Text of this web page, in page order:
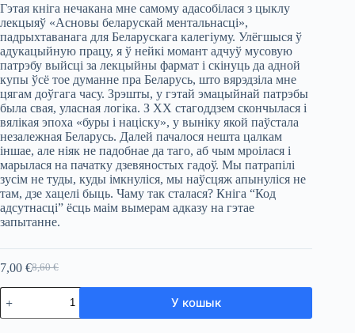
Гэтая кніга нечакана мне самому адасобілася з цыклу
лекцыяў «Асновы беларускай ментальнасці»,
падрыхтаванага для Беларускага калегіуму. Улёгшыся ў
адукацыйную працу, я ў нейкі момант адчуў мусовую
патрэбу выйсці за лекцыйны фармат і скінуць да адной
купы ўсё тое думанне пра Беларусь, што вярэдзіла мне
цягам доўгага часу. Зрэшты, у гэтай эмацыйнай патрэбы
была свая, уласная логіка. З XX стагоддзем скончылася і
вялікая эпоха «буры і націску», у выніку якой паўстала
незалежная Беларусь. Далей пачалося нешта цалкам
іншае, але ніяк не падобнае да таго, аб чым мроілася і
марылася на пачатку дзевяностых гадоў. Мы патрапілі
зусім не туды, куды імкнуліся, мы наўсцяж апынуліся не
там, дзе хацелі быць. Чаму так сталася? Кніга “Код
адсутнасці” ёсць маім вымерам адказу на гэтае
запытанне.
8,60€
Original
price
8,60 €.
7,00 €Current
price
7,00 €.
Колькасць
тавара
Код
У кошык